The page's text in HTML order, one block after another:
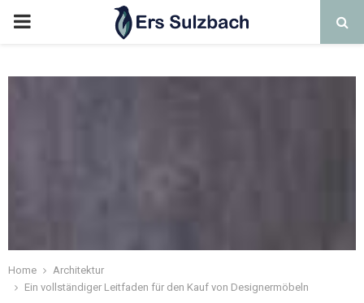
Home
Architektur
Ein vollständiger Leitfaden für den Kauf von Designermöbeln